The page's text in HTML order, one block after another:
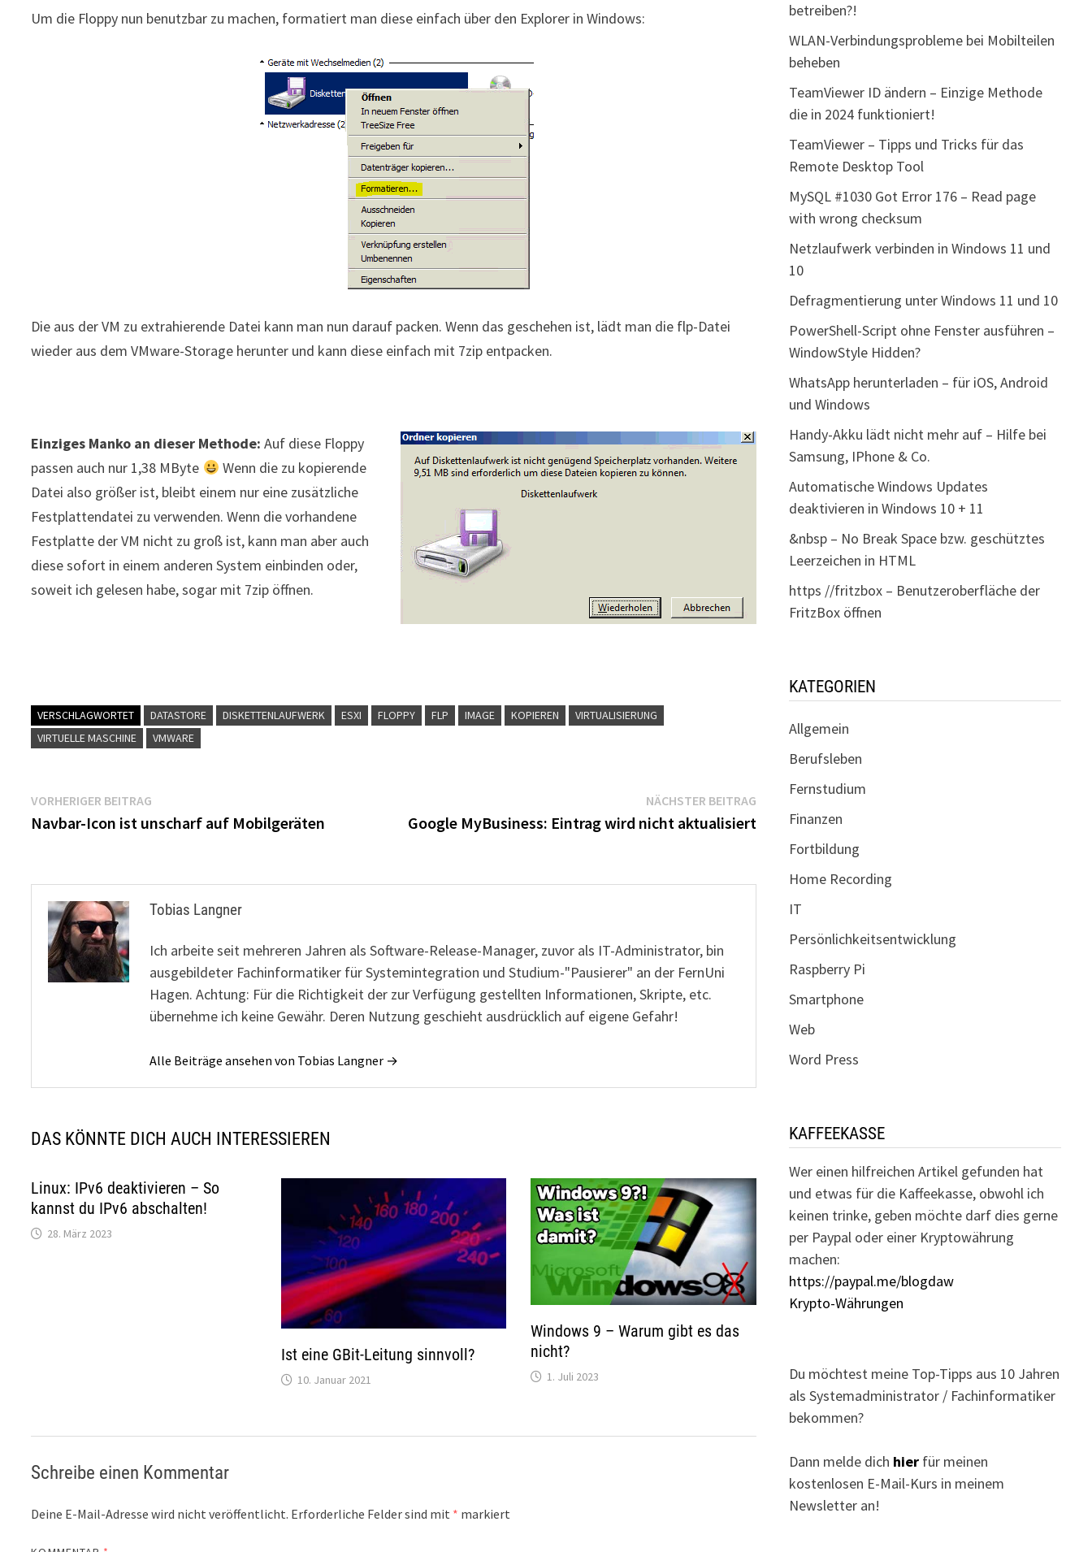
Um die Floppy nun benutzbar zu machen, formatiert man diese einfach über den Explorer in Windows:
Die aus der VM zu extrahierende Datei kann man nun darauf packen. Wenn das geschehen ist, lädt man die flp-Datei
wieder aus dem VMware-Storage herunter und kann diese einfach mit 7zip entpacken.
Einziges Manko an dieser Methode: Auf diese Floppy
passen auch nur 1,38 MByte
Wenn die zu kopierende
Datei also größer ist, bleibt einem nur eine zusätzliche
Festplattendatei zu verwenden. Wenn die vorhandene
Festplatte der VM nicht zu groß ist, kann man aber auch
diese sofort in einem anderen System einbinden oder,
soweit ich gelesen habe, sogar mit 7zip öffnen.
VERSCHLAGWORTET DATASTORE DISKETTENLAUFWERK ESXI FLOPPY FLP IMAGE KOPIEREN
VIRTUALISIERUNG
VIRTUELLE MASCHINE
VMWARE
Beitragsnavigation
VORHERIGER BEITRAG
Beitrag:
Navbar-Icon ist unscharf auf Mobilgeräten
NÄCHSTER BEITRAGNächster
Beitrag:
Google MyBusiness: Eintrag wird nicht aktualisiert
Tobias Langner
Ich arbeite seit mehreren Jahren als Software-Release-Manager, zuvor als IT-Administrator, bin
ausgebildeter Fachinformatiker für Systemintegration und Studium-"Pausierer" an der FernUni
Hagen. Achtung: Für die Richtigkeit der zur Verfügung gestellten Informationen, Skripte, etc.
übernehme ich keine Gewähr. Deren Nutzung geschieht ausdrücklich auf eigene Gefahr!
Alle Beiträge ansehen von Tobias Langner →
DAS KÖNNTE DICH AUCH INTERESSIEREN
Linux: IPv6 deaktivieren – So
kannst du IPv6 abschalten!
28. März 2023
Ist eine GBit-Leitung sinnvoll?
10. Januar 2021
Windows 9 – Warum gibt es das
nicht?
1. Juli 2023
Schreibe einen Kommentar
Deine E-Mail-Adresse wird nicht veröffentlicht. Erforderliche Felder sind mit * markiert
betreiben?!
WLAN-Verbindungsprobleme bei Mobilteilen
beheben
TeamViewer ID ändern – Einzige Methode
die in 2024 funktioniert!
TeamViewer – Tipps und Tricks für das
Remote Desktop Tool
MySQL #1030 Got Error 176 – Read page
with wrong checksum
Netzlaufwerk verbinden in Windows 11 und
10
Defragmentierung unter Windows 11 und 10
PowerShell-Script ohne Fenster ausführen –
WindowStyle Hidden?
WhatsApp herunterladen – für iOS, Android
und Windows
Handy-Akku lädt nicht mehr auf – Hilfe bei
Samsung, IPhone & Co.
Automatische Windows Updates
deaktivieren in Windows 10 + 11
&nbsp – No Break Space bzw. geschütztes
Leerzeichen in HTML
https //fritzbox – Benutzeroberfläche der
FritzBox öffnen
KATEGORIEN
Allgemein
Berufsleben
Fernstudium
Finanzen
Fortbildung
Home Recording
IT
Persönlichkeitsentwicklung
Raspberry Pi
Smartphone
Web
Word Press
KAFFEEKASSE
Wer einen hilfreichen Artikel gefunden hat
und etwas für die Kaffeekasse, obwohl ich
keinen trinke, geben möchte darf dies gerne
per Paypal oder einer Kryptowährung
machen:
https://paypal.me/blogdaw
Krypto-Währungen
Du möchtest meine Top-Tipps aus 10 Jahren
als Systemadministrator / Fachinformatiker
bekommen?
Dann melde dich hierfür meinen
kostenlosen E-Mail-Kurs in meinem
Newsletter an!